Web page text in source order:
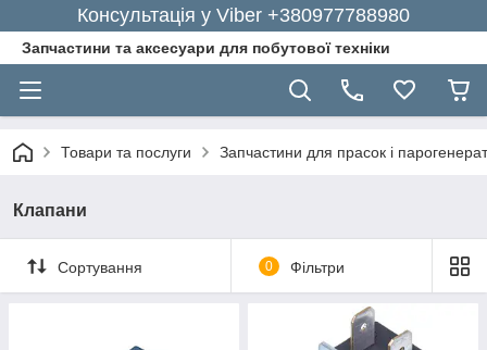
Консультація у Viber +380977788980
Запчастини та аксесуари для побутової техніки
Товари та послуги Запчастини для прасок і
Клапани
Сортування 0 Фільтри